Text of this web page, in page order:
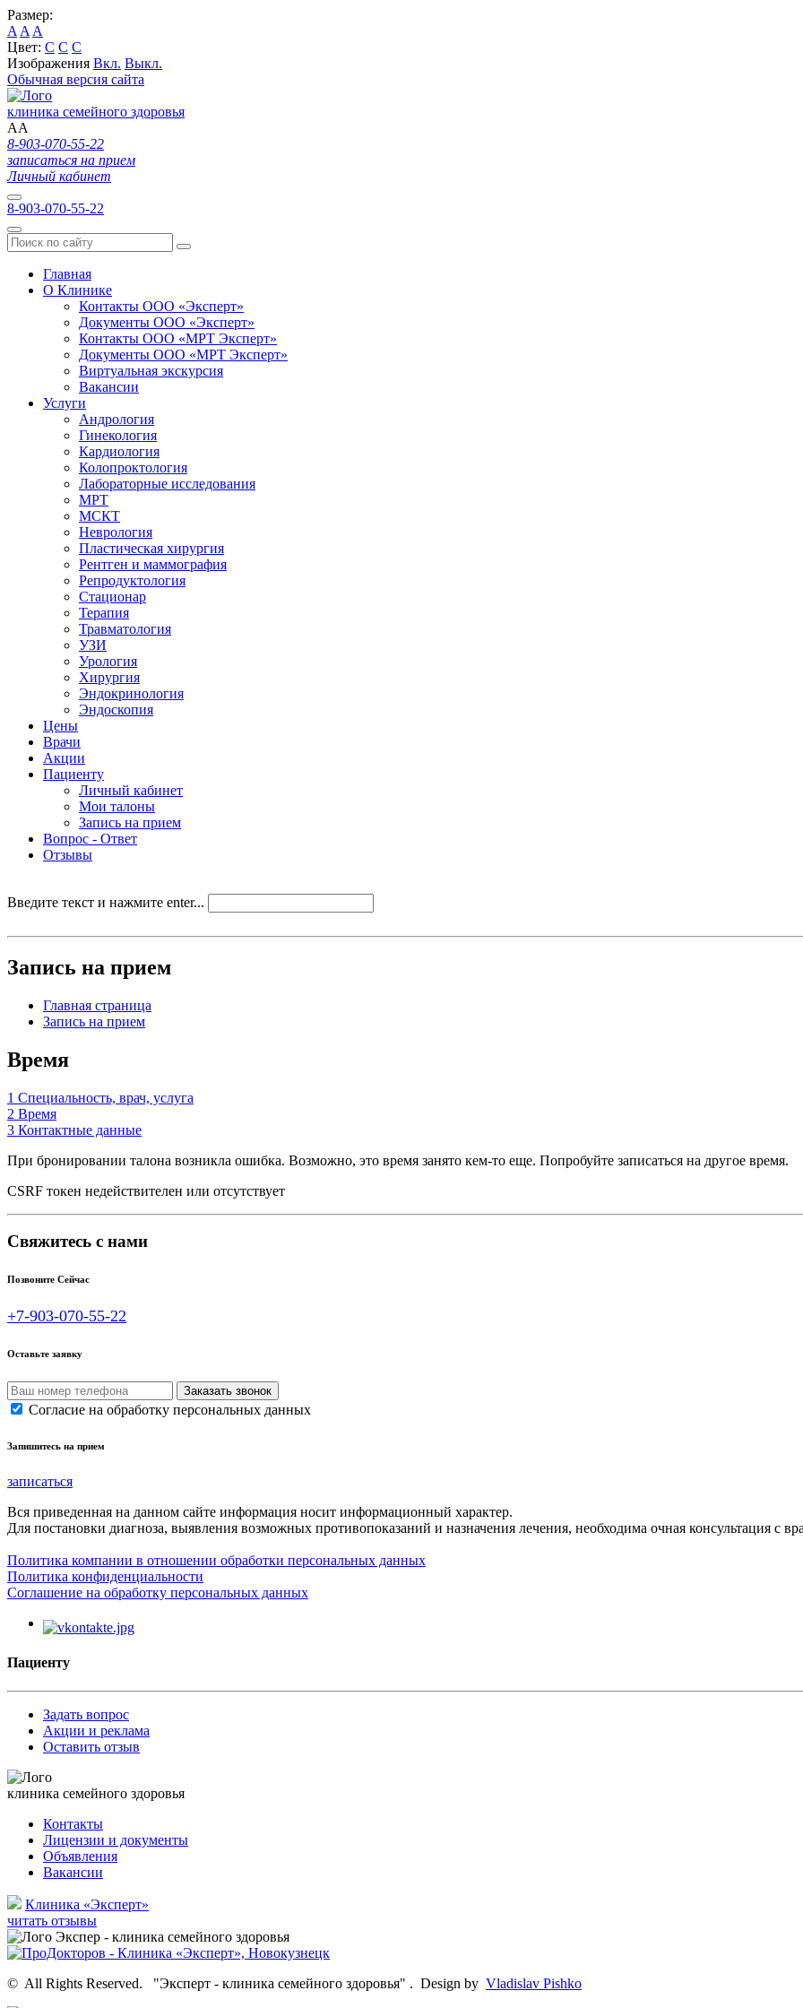
Размер:
A A A
Цвет: C C C
Изображения Вкл. Выкл.
Обычная версия сайта
клиника семейного здоровья
AA
8-903-070-55-22
записаться на прием
Личный кабинет
8-903-070-55-22
Главная
О Клинике
Контакты ООО «Эксперт»
Документы ООО «Эксперт»
Контакты ООО «МРТ Эксперт»
Документы ООО «МРТ Эксперт»
Виртуальная экскурсия
Вакансии
Услуги
Андрология
Гинекология
Кардиология
Колопроктология
Лабораторные исследования
МРТ
МСКТ
Неврология
Пластическая хирургия
Рентген и маммография
Репродуктология
Стационар
Терапия
Травматология
УЗИ
Урология
Хирургия
Эндокринология
Эндоскопия
Цены
Врачи
Акции
Пациенту
Личный кабинет
Мои талоны
Запись на прием
Вопрос - Ответ
Отзывы
Введите текст и нажмите enter...
Запись на прием
Главная страница
Запись на прием
Время
1 Специальность, врач, услуга
2 Время
3 Контактные данные
При бронировании талона возникла ошибка. Возможно, это время занято кем-то еще. Попробуйте записаться на другое время.
CSRF токен недействителен или отсутствует
Свяжитесь с нами
Позвоните Сейчас
+7-903-070-55-22
Оставьте заявку
Согласие на обработку персональных данных
Запишитесь на прием
записаться
Вся приведенная на данном сайте информация носит информационный характер.
Для постановки диагноза, выявления возможных противопоказаний и назначения лечения, необходима очная консультация с
Политика компании в отношении обработки персональных данных
Политика конфиденциальности
Соглашение на обработку персональных данных
Пациенту
Задать вопрос
Акции и реклама
Оставить отзыв
клиника семейного здоровья
Контакты
Лицензии и документы
Объявления
Вакансии
Клиника «Эксперт»
читать отзывы
© All Rights Reserved. "Эксперт - клиника семейного здоровья" . Design by Vladislav Pishko